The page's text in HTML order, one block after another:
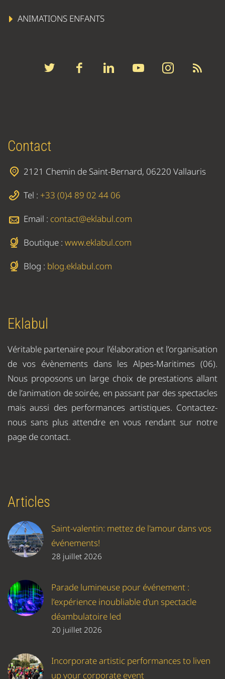
ANIMATIONS ENFANTS
Contact
2121 Chemin de Saint-Bernard, 06220 Vallauris
Tel : +33 (0)4 89 02 44 06
Email : contact@eklabul.com
Boutique : www.eklabul.com
Blog : blog.eklabul.com
Eklabul
Véritable partenaire pour l’élaboration et l’organisation
de vos évènements dans les Alpes-Maritimes (06).
Nous proposons un large choix de prestations allant
de l’animation de soirée, en passant par des spectacles
mais aussi des performances artistiques. Contactez-
nous sans plus attendre en vous rendant sur notre
page de contact.
Articles
Saint-valentin: mettez de l'amour dans vos
événements!
28 juillet 2026
Parade lumineuse pour événement :
l’expérience inoubliable d’un spectacle
déambulatoire led
20 juillet 2026
Incorporate artistic performances to liven
up your corporate event